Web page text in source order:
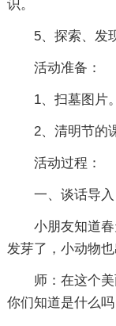
识。
5、探索、发
活动准备：
1、扫墓图片
2、清明节的
活动过程：
一、谈话导入
小朋友知道
发芽了，小动物
师：在这个
你们知道是什么吗